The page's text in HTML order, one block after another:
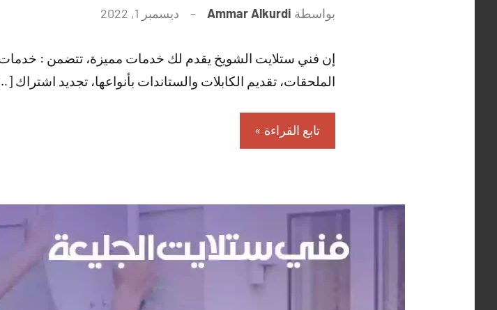
بواسطة Ammar Alkurdi ديسمبر 1, 2022
تعليقات
إن فني ستلايت الشويخ يقدم لك خدمات مميزة، تتضمن : خدمات
الملحقات، تقديم الكابلات والستاندات بأنواعها، تجديد اشتراك
تابع القراءة